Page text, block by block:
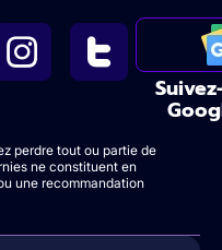
perdre tout ou partie de
ne constituent en
une recommandation